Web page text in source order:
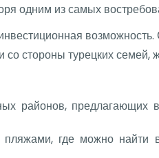
одним из самых
стороны турецких семей,
районов,
где можно